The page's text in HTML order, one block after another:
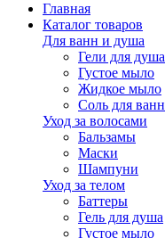
Главная
Каталог товаров
Для ванн и душа
Гели для душа
Густое мыло
Жидкое мыло
Соль для ванн
Уход за волосами
Бальзамы
Маски
Шампуни
Уход за телом
Баттеры
Гель для душа
Густое мыло